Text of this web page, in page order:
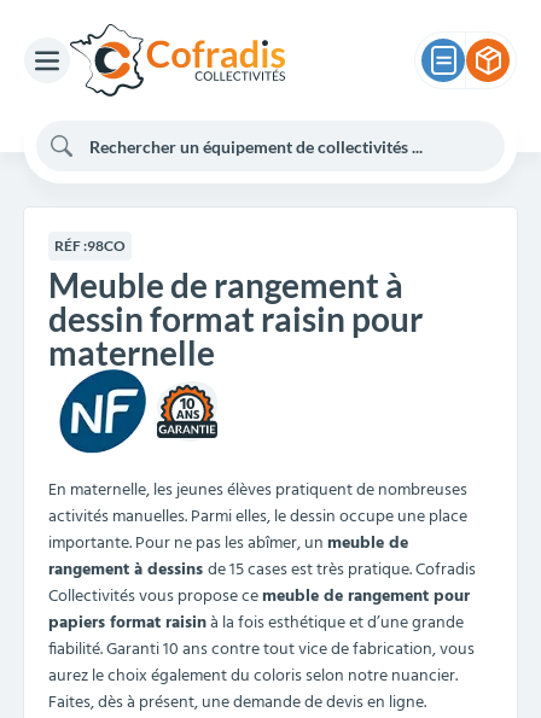
RÉF :98CO
Meuble de rangement à
dessin format raisin pour
maternelle
10
En maternelle, les jeunes élèves pratiquent de nombreuses
activités manuelles. Parmi elles, le dessin occupe une place
importante. Pour ne pas les abîmer, unmeuble de
rangement à dessinsde 15 cases est très pratique. Cofradis
Collectivités vous propose cemeuble de rangement pour
papiers format raisinà la fois esthétique et d’une grande
fiabilité. Garanti 10 ans contre tout vice de fabrication, vous
aurez le choix également du coloris selon notre nuancier.
Faites, dès à présent, une demande de devis en ligne.